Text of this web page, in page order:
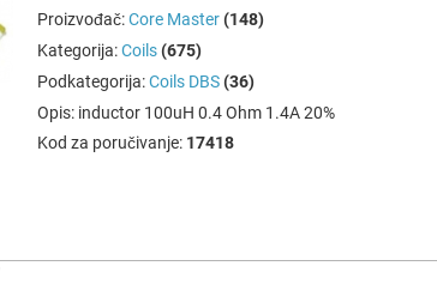
Proizvođač:Core Master (148)
Kategorija:Coils (675)
Podkategorija:Coils DBS (36)
Opis: inductor 100uH 0.4 Ohm 1.4A 20%
Kod za poručivanje: 17418